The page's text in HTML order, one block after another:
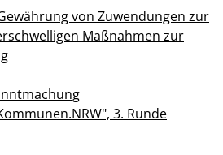
von Zuwendungen zur
Maßnahmen zur
3. Runde